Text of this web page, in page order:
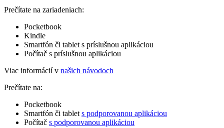
Prečítate na zariadeniach:
Pocketbook
Kindle
Smartfón či tablet s príslušnou aplikáciou
Počítač s príslušnou aplikáciou
Viac informácií v našich návodoch
Prečítate na:
Pocketbook
Smartfón či tablet s podporovanou aplikáciou
Počítač s podporovanou aplikáciou